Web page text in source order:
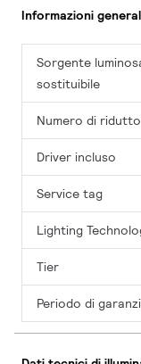
Informazioni
Sorgente
sostituibile
Numero di
Driver incluso
Service tag
Lighting
Tier
Periodo di